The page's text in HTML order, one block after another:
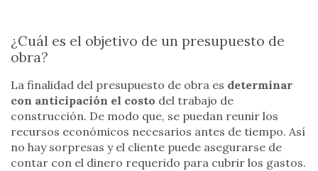
¿Cuál es el objetivo de un presupuesto de
obra?
La finalidad del presupuesto de obra es determinar
con anticipación el costo del trabajo de
construcción. De modo que, se puedan reunir los
recursos económicos necesarios antes de tiempo. Así
no hay sorpresas y el cliente puede asegurarse de
contar con el dinero requerido para cubrir los gastos.